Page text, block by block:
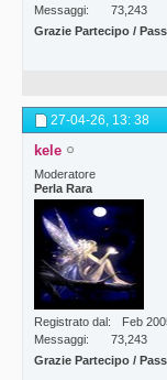
Messaggi
73,243
Grazie Partecipo /
27-04-26, 13: 38
kele
Moderatore
Perla Rara
Registrato dal
Feb
Messaggi
73,243
Grazie Partecipo /